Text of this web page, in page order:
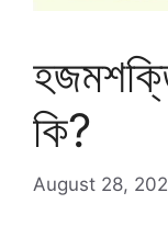
কি?
August 28,